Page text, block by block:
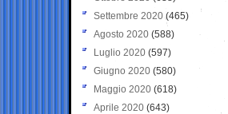
Settembre 2020(465)
Agosto 2020 (588)
Luglio 2020 (597)
Giugno 2020 (580)
Maggio 2020 (618)
Aprile 2020 (643)